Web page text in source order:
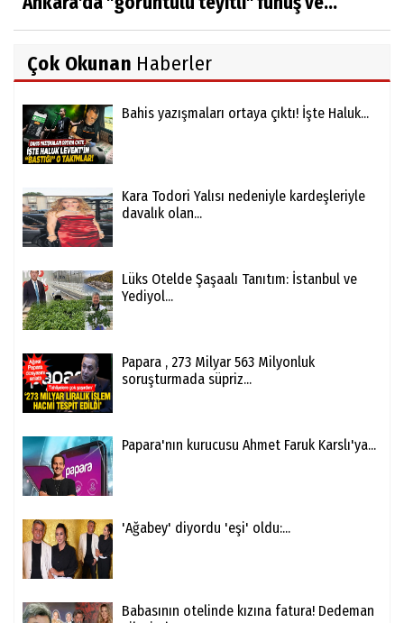
Çok Okunan Haberler
Bahis yazışmaları ortaya çıktı! İşte Haluk...
Kara Todori Yalısı nedeniyle kardeşleriyle
davalık olan...
Lüks Otelde Şaşaalı Tanıtım: İstanbul ve
Yediyol...
Papara , 273 Milyar 563 Milyonluk
soruşturmada süpriz...
Papara'nın kurucusu Ahmet Faruk Karslı'ya...
'Ağabey' diyordu 'eşi' oldu:...
Babasının otelinde kızına fatura! Dedeman